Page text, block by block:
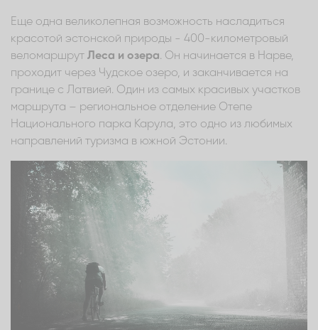
Еще одна великолепная возможность насладиться
красотой эстонской природы - 400-километровый
веломаршрут Леса и озера. Он начинается в Нарве,
проходит через Чудское озеро, и заканчивается на
границе с Латвией. Один из самых красивых участков
маршрута – региональное отделение Отепе
Национального парка Карула, это одно из любимых
направлений туризма в южной Эстонии.